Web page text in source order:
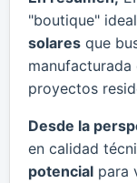
"boutique"
solares que
manufacturada
proyectos
Desde la
en calidad
potencial para